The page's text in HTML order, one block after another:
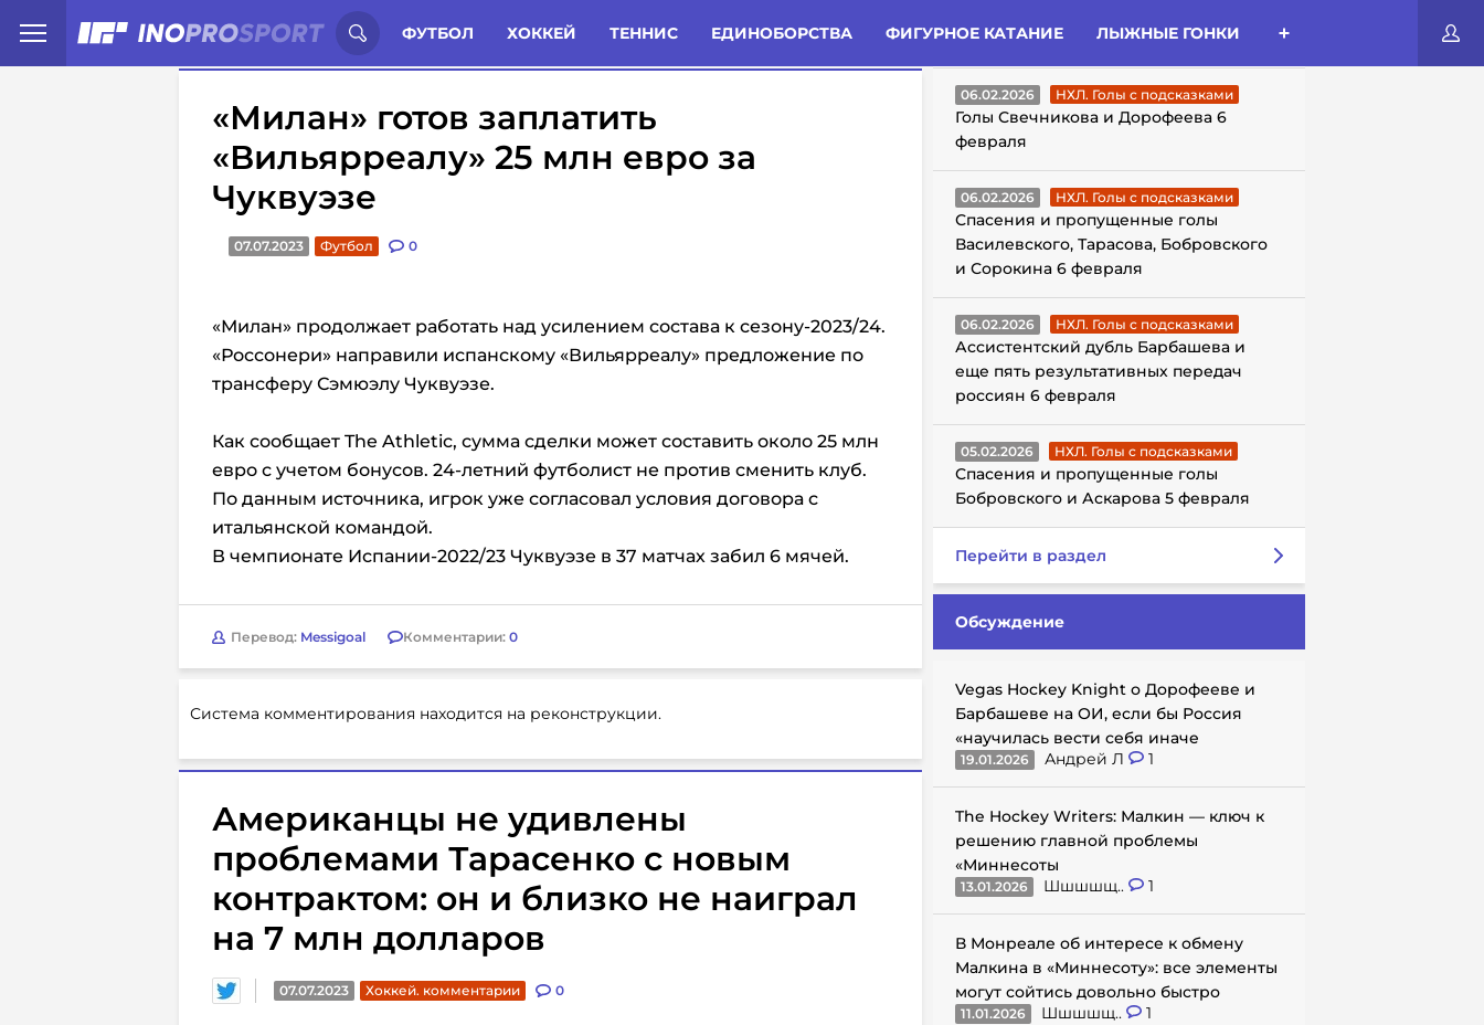
ФУТБОЛ ХОККЕЙ ТЕННИС ЕДИНОБОРСТВА ФИГУРНОЕ КАТАНИЕ ЛЫЖНЫЕ ГОНКИ
Иностранцы о спорте России: Статьи Комменты Новости
«Милан» готов заплатить
«Вильярреалу» 25 млн евро за
Чуквуэзе
07.07.2023 Футбол 0
«Милан» продолжает работать над усилением состава к сезону-2023/24.
«Россонери» направили испанскому «Вильярреалу» предложение по
трансферу Сэмюэлу Чуквуэзе.
Как сообщает The Athletic, сумма сделки может составить около 25 млн
евро с учетом бонусов. 24-летний футболист не против сменить клуб.
По данным источника, игрок уже согласовал условия договора с
итальянской командой.
В чемпионате Испании-2022/23 Чуквуэзе в 37 матчах забил 6 мячей.
Перевод: Messigoal Комментарии: 0
Система комментирования находится на реконструкции.
Американцы не удивлены
проблемами Тарасенко с новым
контрактом: он и близко не наиграл
на 7 млн долларов
07.07.2023 Хоккей. комментарии 0
ГОЛЫ С ПОДСКАЗКАМИ
06.02.2026 НХЛ. Голы с подсказками
Голы Свечникова и Дорофеева 6
февраля
06.02.2026 НХЛ. Голы с подсказками
Спасения и пропущенные голы
Василевского, Тарасова, Бобровского
и Сорокина 6 февраля
06.02.2026 НХЛ. Голы с подсказками
Ассистентский дубль Барбашева и
еще пять результативных передач
россиян 6 февраля
05.02.2026 НХЛ. Голы с подсказками
Спасения и пропущенные голы
Бобровского и Аскарова 5 февраля
Перейти в раздел
Обсуждение
Vegas Hockey Knight о Дорофееве и
Барбашеве на ОИ, если бы Россия
«научилась вести себя иначе
19.01.2026 Андрей Л 1
The Hockey Writers: Малкин — ключ к
решению главной проблемы
«Миннесоты
13.01.2026 Шшшшщ.. 1
В Монреале об интересе к обмену
Малкина в «Миннесоту»: все элементы
могут сойтись довольно быстро
11.01.2026 Шшшшщ.. 1